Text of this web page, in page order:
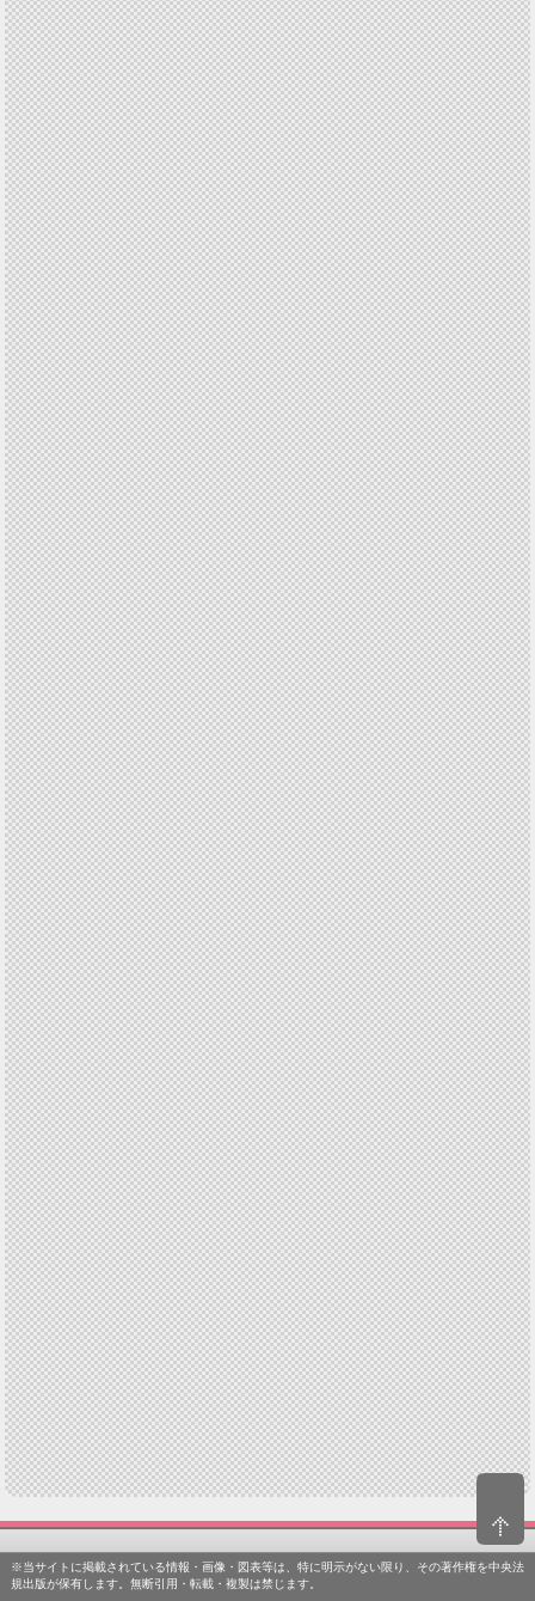
※当サイトに掲載されている情報・画像・図表等は、特に明示がない限り、その著作権を中央法
規出版が保有します。無断引用・転載・複製は禁じます。